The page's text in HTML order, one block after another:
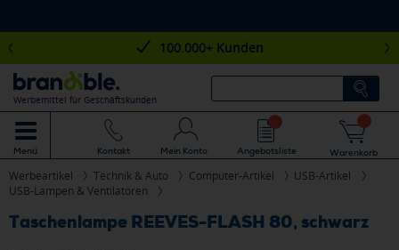
100.000+ Kunden
Werbemittel für Geschäftskunden
Menü Kontakt Mein Konto Angebotsliste Warenkorb
Werbeartikel Technik & Auto Computer-Artikel
USB-Artikel
USB-Lampen & Ventilatoren
Taschenlampe REEVES-FLASH 80, schwarz